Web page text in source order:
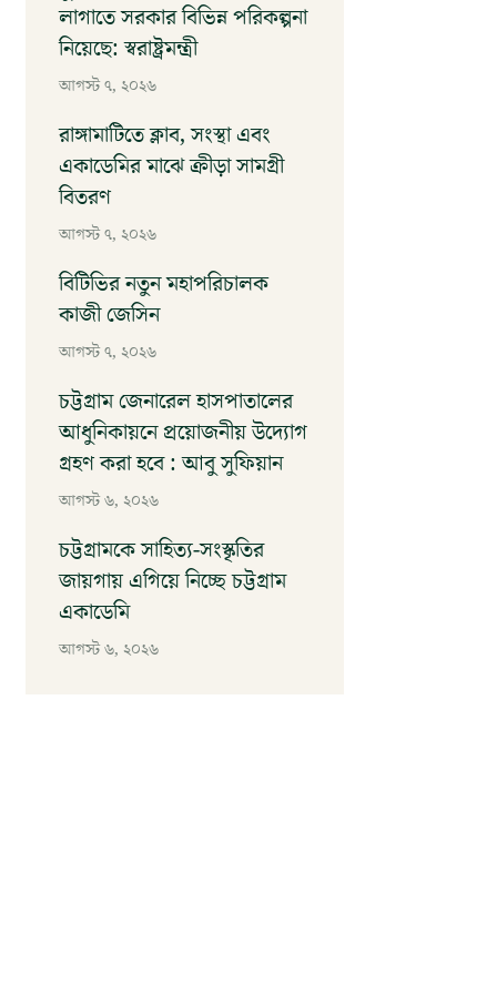
লাগাতে সরকার বিভিন্ন পরিকল্পনা
নিয়েছে: স্বরাষ্ট্রমন্ত্রী
আগস্ট ৭, ২০২৬
রাঙ্গামাটিতে ক্লাব, সংস্থা এবং
একাডেমির মাঝে ক্রীড়া সামগ্রী
বিতরণ
আগস্ট ৭, ২০২৬
বিটিভির নতুন মহাপরিচালক
কাজী জেসিন
আগস্ট ৭, ২০২৬
চট্টগ্রাম জেনারেল হাসপাতালের
আধুনিকায়নে প্রয়োজনীয় উদ্যোগ
গ্রহণ করা হবে : আবু সুফিয়ান
আগস্ট ৬, ২০২৬
চট্টগ্রামকে সাহিত্য-সংস্কৃতির
জায়গায় এগিয়ে নিচ্ছে চট্টগ্রাম
একাডেমি
আগস্ট ৬, ২০২৬